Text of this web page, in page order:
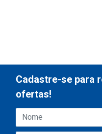
Cadastre-se para
ofertas!